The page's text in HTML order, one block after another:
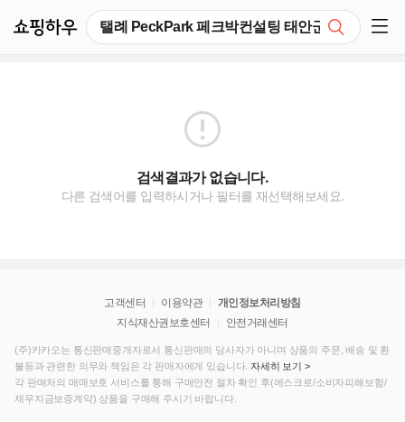
검색결과가 없습니다.
다른 검색어를 입력하시거나 필터를 재선택해보세요.
고객센터 이용약관
개인정보처리방침
지식재산권보호센터
안전거래센터
(주)카카오는 통신판매중개자로서 통신판매의 당사자가 아니며 상품의 주문, 배송 및 환
불등과 관련한 의무와 책임은 각 판매자에게 있습니다. 자세히 보기 >
각 판매처의 매매보호 서비스를 통해 구매안전 절차 확인 후(에스크로/소비자피해보험/
재무지금보증계약) 상품을 구매해 주시기 바랍니다.